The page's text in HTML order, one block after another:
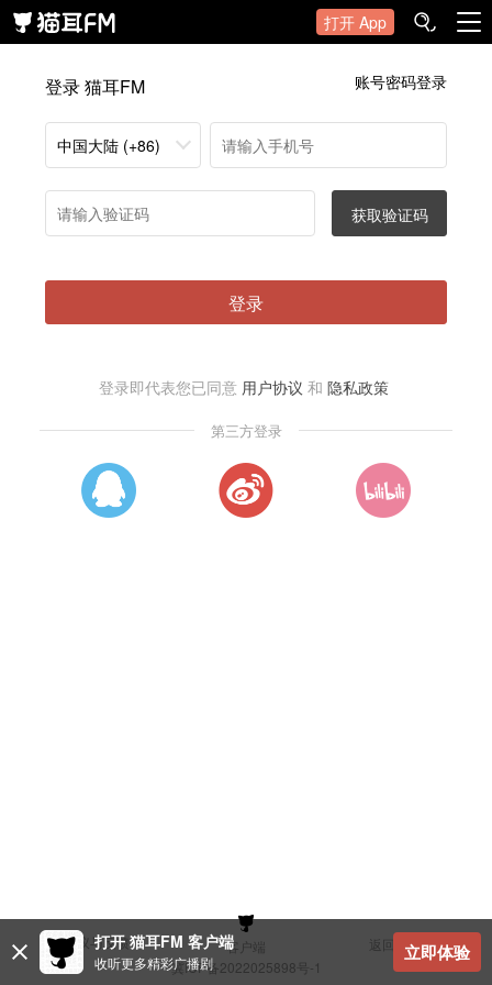
打开 App
登录 猫耳FM 账号密码登录
中国大陆 (+86)
获取验证码
登录
登录即代表您已同意 用户协议 和 隐私政策
第三方登录
建议与反馈 客户端
返回顶部
冀ICP备2022025898号-1
打开 猫耳FM 客户端
收听更多精彩广播剧 立即体验